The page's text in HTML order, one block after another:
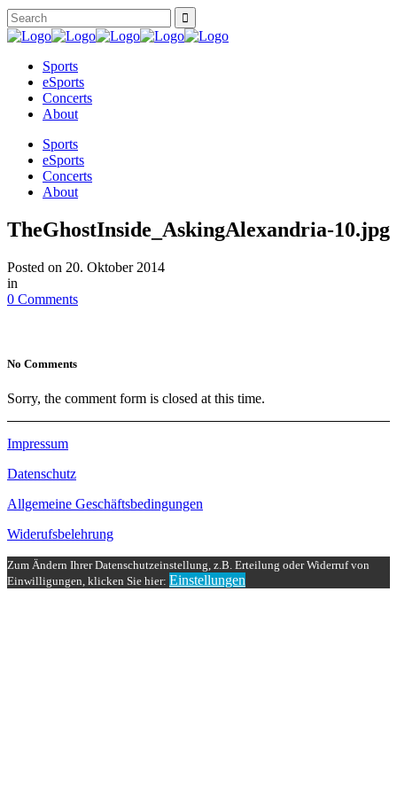
Sports
eSports
Concerts
About
Sports
eSports
Concerts
About
TheGhostInside_AskingAlexandria-10.jpg
Posted on 20. Oktober 2014
in
0 Comments
No Comments
Sorry, the comment form is closed at this time.
Impressum
Datenschutz
Allgemeine Geschäftsbedingungen
Widerufsbelehrung
Zum Ändern Ihrer Datenschutzeinstellung, z.B. Erteilung oder Widerruf von
Einwilligungen, klicken Sie hier: Einstellungen